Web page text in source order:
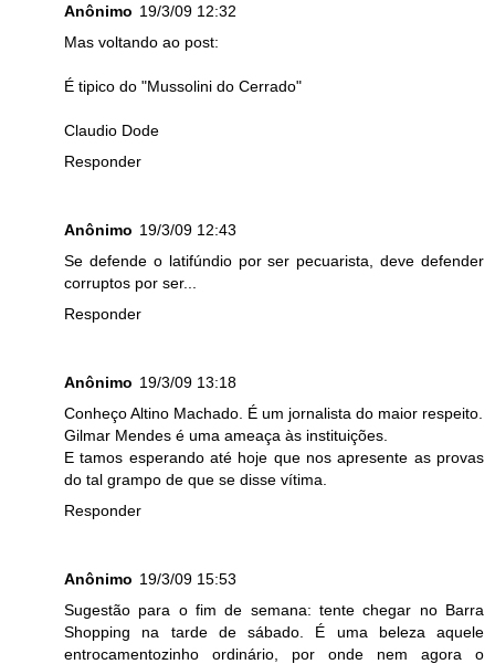
Anônimo 19/3/09 12:32
Mas voltando ao post:
É tipico do "Mussolini do Cerrado"
Claudio Dode
Responder
Anônimo 19/3/09 12:43
Se defende o latifúndio por ser pecuarista, deve defender
corruptos por ser...
Responder
Anônimo 19/3/09 13:18
Conheço Altino Machado. É um jornalista do maior respeito.
Gilmar Mendes é uma ameaça às instituições.
E tamos esperando até hoje que nos apresente as provas
do tal grampo de que se disse vítima.
Responder
Anônimo 19/3/09 15:53
Sugestão para o fim de semana: tente chegar no Barra
Shopping na tarde de sábado. É uma beleza aquele
entrocamentozinho ordinário, por onde nem agora o